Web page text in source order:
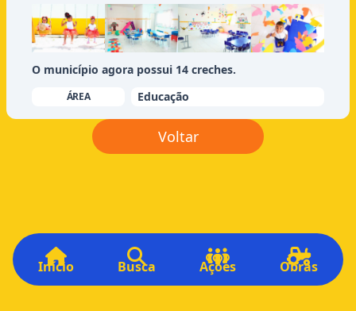
O município agora possui 14 creches.
ÁREA Educação
Voltar
Início Busca Ações Obras